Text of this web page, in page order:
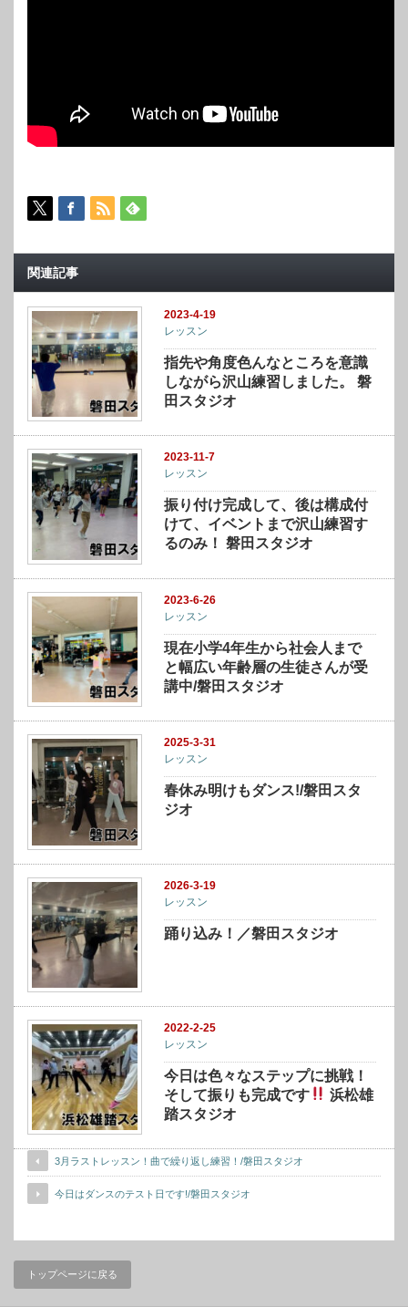
関連記事
2023-4-19
レッスン
指先や角度色んなところを意識
しながら沢山練習しました。 磐
田スタジオ
2023-11-7
レッスン
振り付け完成して、後は構成付
けて、イベントまで沢山練習す
るのみ！ 磐田スタジオ
2023-6-26
レッスン
現在小学4年生から社会人まで
と幅広い年齢層の生徒さんが受
講中/磐田スタジオ
2025-3-31
レッスン
春休み明けもダンス!/磐田スタ
ジオ
2026-3-19
レッスン
踊り込み！／磐田スタジオ
2022-2-25
レッスン
今日は色々なステップに挑戦！
そして振りも完成です
浜松雄
踏スタジオ
3月ラストレッスン！曲で繰り返し練習！/磐田スタジオ
今日はダンスのテスト日です!/磐田スタジオ
トップページに戻る